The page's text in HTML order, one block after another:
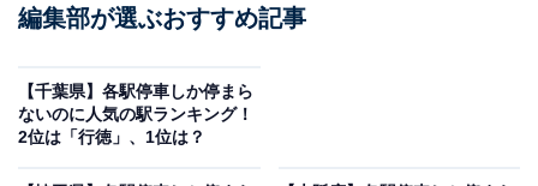
行線と都営大江戸線が乗り入れ、巨大ターミナル駅「新
ことができます。さらに渋谷、池袋、品川、東京など都
内の主要駅まで30分以内でアクセスできる交通利便性に
優れた立地が人気です。
編集部が選ぶおすすめ記事
【千葉県】各駅停車しか停まら
ないのに人気の駅ランキング！
2位は「行徳」、1位は？